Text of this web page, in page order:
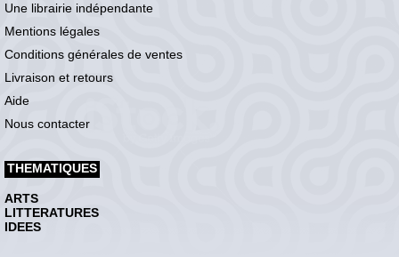
Une librairie indépendante
Mentions légales
Conditions générales de ventes
Livraison et retours
Aide
Nous contacter
THEMATIQUES
ARTS
LITTERATURES
IDEES